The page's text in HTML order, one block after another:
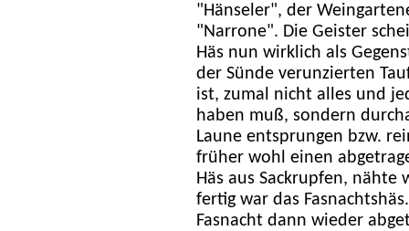
"Hänseler", der
"Narrone". Die Geister
Häs nun wirklich als
der Sünde verunzierten
ist, zumal nicht alles und
haben muß, sondern
Laune entsprungen bzw.
früher wohl einen
Häs aus Sackrupfen,
fertig war das
Fasnacht dann wieder